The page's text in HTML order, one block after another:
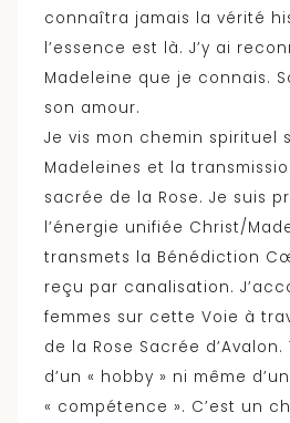
connaîtra jamais la vérité
l’essence est là. J’y ai
Madeleine que je connais.
son amour.
Je vis mon chemin spirituel
Madeleines et la
sacrée de la Rose. Je suis
l’énergie unifiée Christ/
transmets la Bénédiction
reçu par canalisation.
femmes sur cette Voie à
de la Rose Sacrée
d’un « hobby » ni même
« compétence ». C’est un